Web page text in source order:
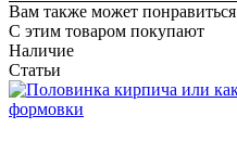
Вам также может понравиться
С этим товаром покупают
Наличие
Статьи